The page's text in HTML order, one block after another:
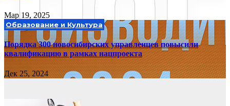
Мар 19, 2025
Образование и Культура
Порядка 300 новосибирских управленцев повысили
квалификацию в рамках нацпроекта
Дек 25, 2024